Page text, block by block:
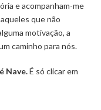
e acompanham-me
que não
motivação, a
caminho para nós.
Nave.É só clicar em